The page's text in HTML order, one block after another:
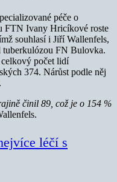
péče o
FTN Ivany Hricíkové roste
souhlasí i Jiří Wallenfels,
tuberkulózou FN Bulovka.
počet lidí
374. Nárůst podle něj
činil 89, což je o 154 %
léčí s